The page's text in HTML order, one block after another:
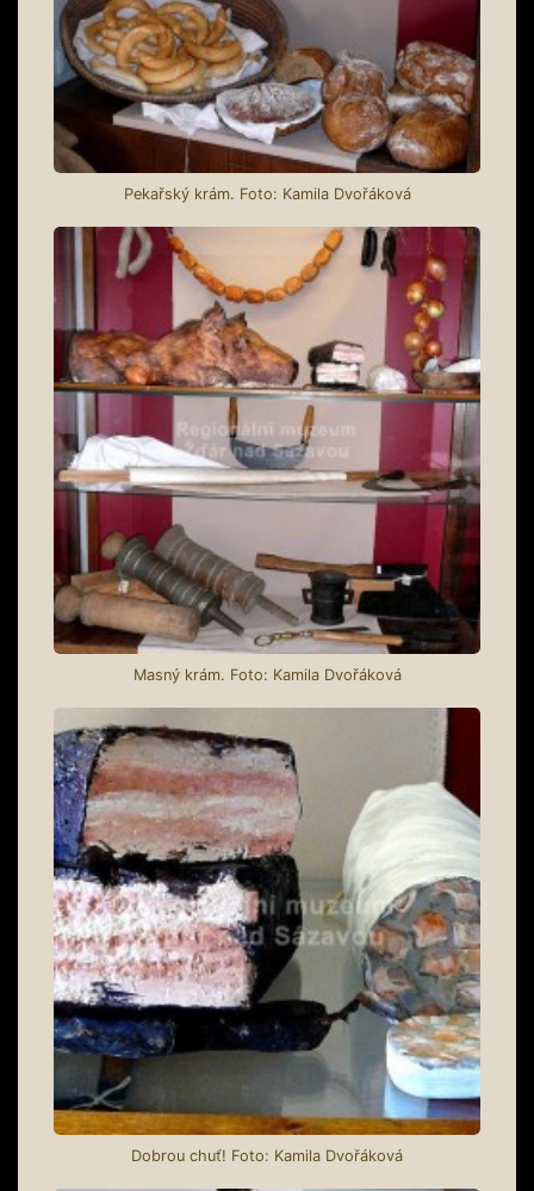
Pekařský krám. Foto: Kamila Dvořáková
Masný krám. Foto: Kamila Dvořáková
Dobrou chuť! Foto: Kamila Dvořáková